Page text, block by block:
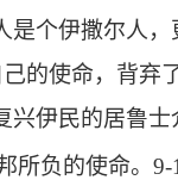
是个伊撒尔人
的使命，背弃
兴伊民的居鲁士
所负的使命。 9-